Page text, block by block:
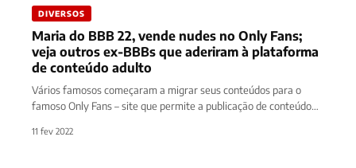
DIVERSOS
Maria do BBB 22, vende nudes no Only Fans;
veja outros ex-BBBs que aderiram à plataforma
de conteúdo adulto
Vários famosos começaram a migrar seus conteúdos para o
famoso Only Fans – site que permite a publicação de conteúdo…
11 fev 2022